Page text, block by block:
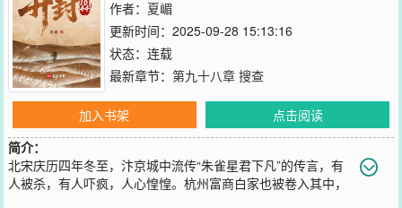
作者： 夏嵋
更新时间：2025-09-28 15:13:16
状态：连载
最新章节： 第九十八章 搜查
加入书架
点击阅读
简介：
北宋庆历四年冬至，汴京城中流传“朱雀星君下凡”的传言，有
人被杀，有人吓疯，人心惶惶。杭州富商白家也被卷入其中，